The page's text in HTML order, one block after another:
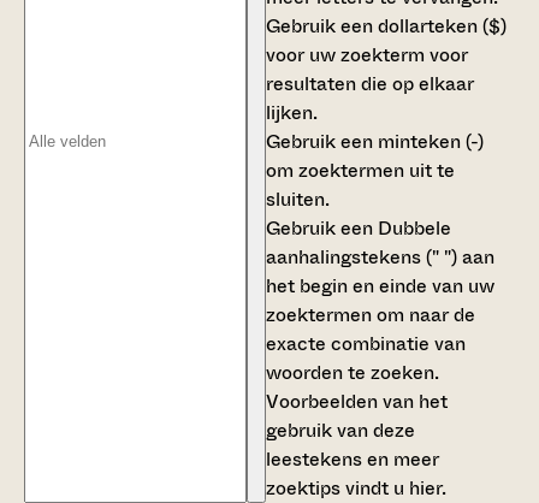
Gebruik eendollarteken ($)
voor uw zoekterm voor
resultaten die op elkaar
lijken.
Gebruik een minteken (-)
om zoektermen uit te
sluiten.
Gebruik een Dubbele
aanhalingstekens (" ")aan
het begin en einde van uw
zoektermen om naar de
exacte combinatie van
woorden te zoeken.
Voorbeelden van het
gebruik van deze
leestekens en meer
zoektips vindt u hier.